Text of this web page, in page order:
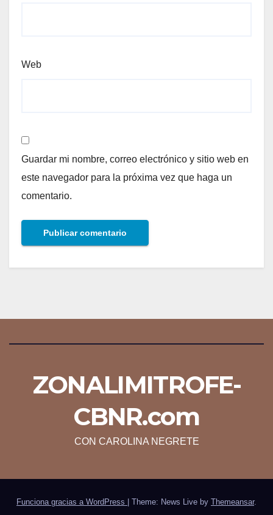
Web
Guardar mi nombre, correo electrónico y sitio web en
este navegador para la próxima vez que haga un
comentario.
ZONALIMITROFE-
CBNR.com
CON CAROLINA NEGRETE
Funciona gracias a WordPress Theme: News Live by Themeansar.